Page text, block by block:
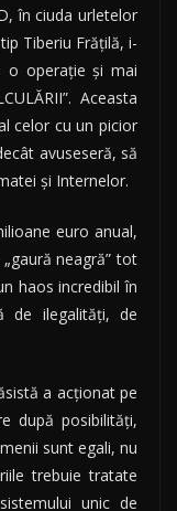
în ciuda urletelor
Tiberiu Frăţilă, i-
o operaţie şi mai
Aceasta
celor cu un picior
avuseseră, să
şi Internelor.
euro anual,
neagră” tot
haos incredibil în
de ilegalităţi, de
a acţionat pe
după posibilităţi,
sunt egali, nu
trebuie tratate
unic de